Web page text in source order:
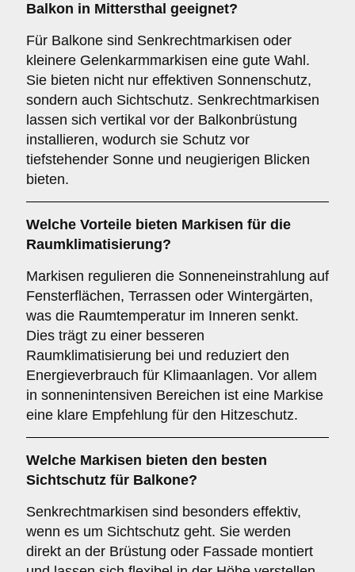
Balkon in Mittersthal geeignet?
Für Balkone sind Senkrechtmarkisen oder
kleinere Gelenkarmmarkisen eine gute Wahl.
Sie bieten nicht nur effektiven Sonnenschutz,
sondern auch Sichtschutz. Senkrechtmarkisen
lassen sich vertikal vor der Balkonbrüstung
installieren, wodurch sie Schutz vor
tiefstehender Sonne und neugierigen Blicken
bieten.
Welche Vorteile bieten Markisen für die
Raumklimatisierung?
Markisen regulieren die Sonneneinstrahlung auf
Fensterflächen, Terrassen oder Wintergärten,
was die Raumtemperatur im Inneren senkt.
Dies trägt zu einer besseren
Raumklimatisierung bei und reduziert den
Energieverbrauch für Klimaanlagen. Vor allem
in sonnenintensiven Bereichen ist eine Markise
eine klare Empfehlung für den Hitzeschutz.
Welche Markisen bieten den besten
Sichtschutz für Balkone?
Senkrechtmarkisen sind besonders effektiv,
wenn es um Sichtschutz geht. Sie werden
direkt an der Brüstung oder Fassade montiert